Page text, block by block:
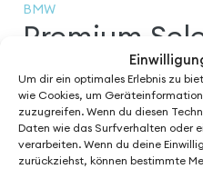
Um dir ein optimales Erlebnis zu
wie Cookies, um
zuzugreifen. Wenn du diesen
Daten wie das Surfverhalten oder
verarbeiten. Wenn du deine
zurückziehst, können bestimmte
BMW
Premium
See